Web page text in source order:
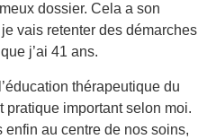
dossier. Cela a son
vais retenter des démarches
j’ai 41 ans.
thérapeutique du
pratique important selon moi.
enfin au centre de nos soins,